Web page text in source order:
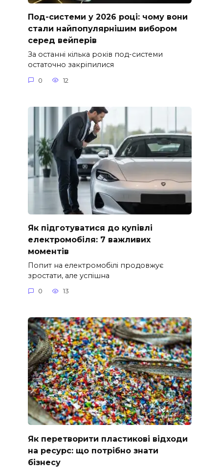
Под-системи у 2026 році: чому вони
стали найпопулярнішим вибором
серед вейперів
За останні кілька років под-системи
остаточно закріпилися
0 12
Як підготуватися до купівлі
електромобіля: 7 важливих
моментів
Попит на електромобілі продовжує
зростати, але успішна
0 13
Як перетворити пластикові відходи
на ресурс: що потрібно знати
бізнесу